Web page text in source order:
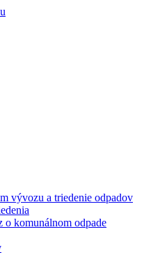
vývozu a triedenie odpadov
o komunálnom odpade